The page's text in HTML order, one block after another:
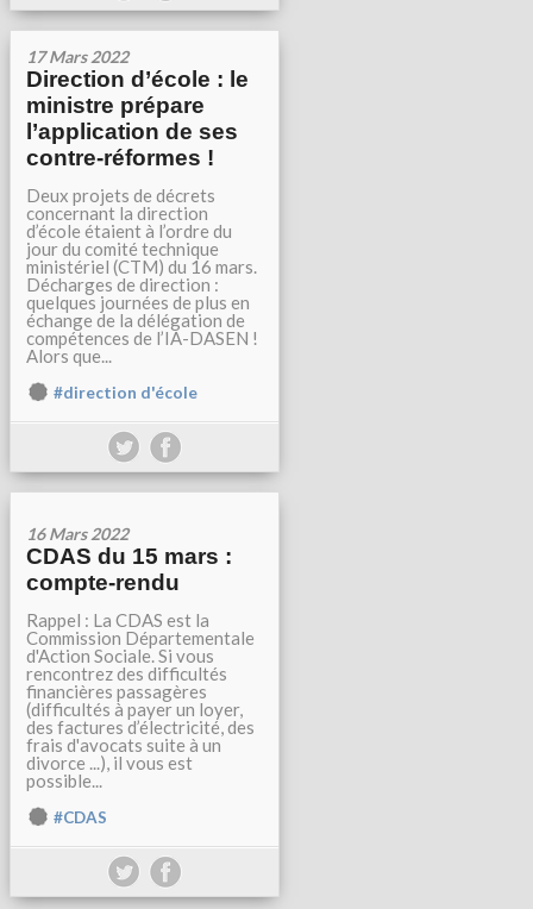
17 Mars 2022
Direction d’école : le
ministre prépare
l’application de ses
contre-réformes !
Deux projets de décrets
concernant la direction
d’école étaient à l’ordre du
jour du comité technique
ministériel (CTM) du 16 mars.
Décharges de direction :
quelques journées de plus en
échange de la délégation de
compétences de l’IA-DASEN !
Alors que...
#direction d'école
16 Mars 2022
CDAS du 15 mars :
compte-rendu
Rappel : La CDAS est la
Commission Départementale
d'Action Sociale. Si vous
rencontrez des difficultés
financières passagères
(difficultés à payer un loyer,
des factures d’électricité, des
frais d'avocats suite à un
divorce ...), il vous est
possible...
#CDAS